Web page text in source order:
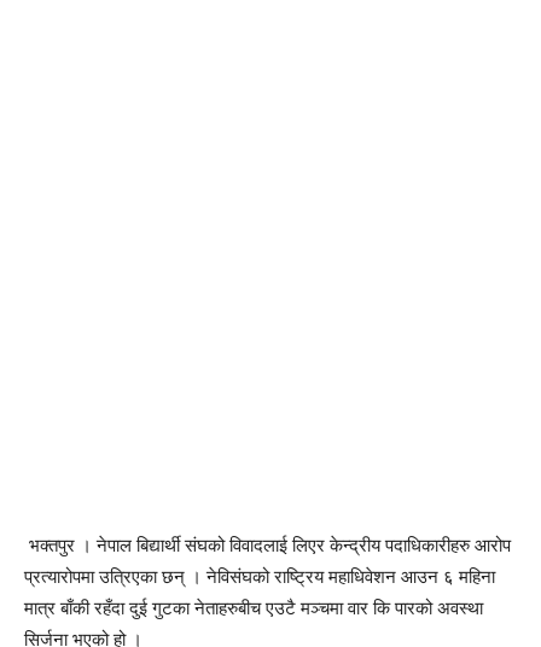
भक्तपुर । नेपाल बिद्यार्थी संघको विवादलाई लिएर केन्द्रीय पदाधिकारीहरु आरोप
प्रत्यारोपमा उत्रिएका छन् । नेविसंघको राष्ट्रिय महाधिवेशन आउन ६ महिना
मात्र बाँकी रहँदा दुई गुटका नेताहरुबीच एउटै मञ्चमा वार कि पारको अवस्था
सिर्जना भएको हो ।